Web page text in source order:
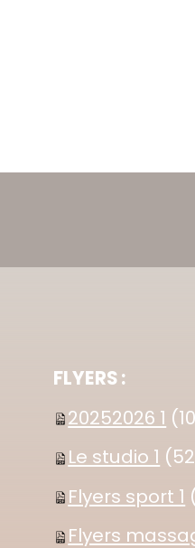
FLYERS :
20252026 1
Le studio 1
Flyers sport 1
Flyers